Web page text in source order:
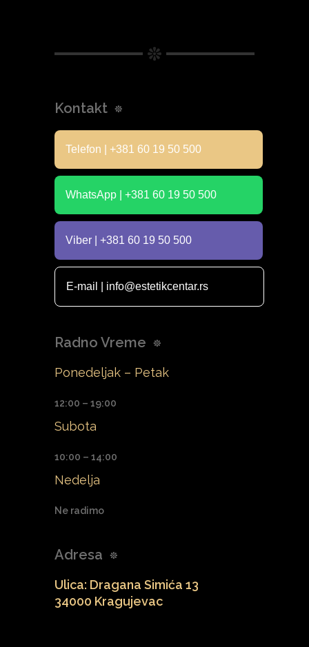
Kontakt
Telefon | +381 60 19 50 500
WhatsApp | +381 60 19 50 500
Viber | +381 60 19 50 500
E-mail | info@estetikcentar.rs
Radno Vreme
Ponedeljak – Petak
12:00 – 19:00
Subota
10:00 – 14:00
Nedelja
Ne radimo
Adresa
Ulica: Dragana Simića 13
34000 Kragujevac